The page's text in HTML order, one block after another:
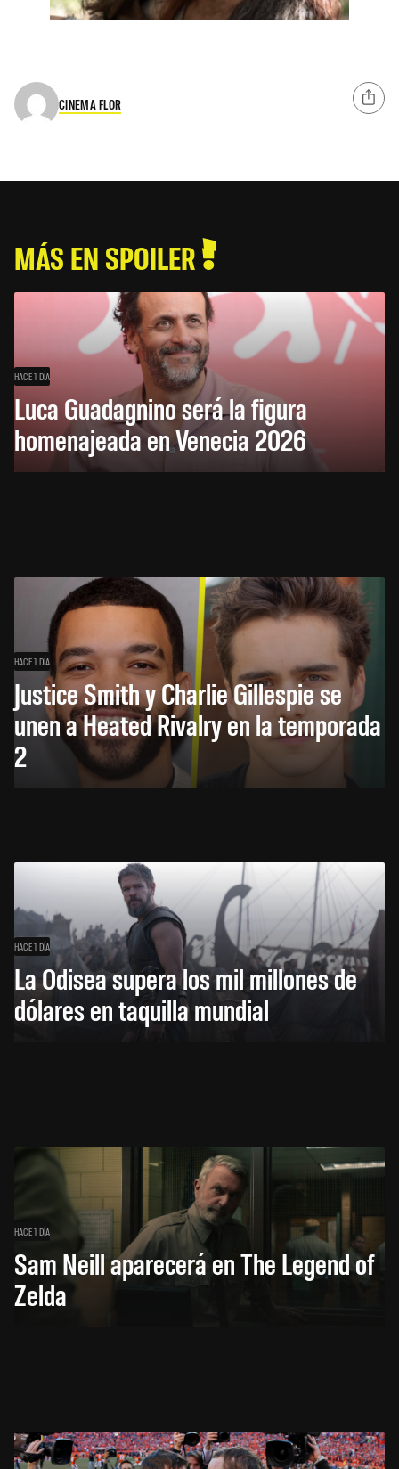
CINEMA FLOR
MÁS EN SPOILER
HACE 1 DÍA
Luca Guadagnino será la figura
homenajeada en Venecia 2026
HACE 1 DÍA
Justice Smith y Charlie Gillespie se
unen a Heated Rivalry en la temporada
2
HACE 1 DÍA
La Odisea supera los mil millones de
dólares en taquilla mundial
HACE 1 DÍA
Sam Neill aparecerá en The Legend of
Zelda